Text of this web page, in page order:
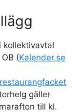
kollektivavtal
(Kalender.se
gäller
till kl.